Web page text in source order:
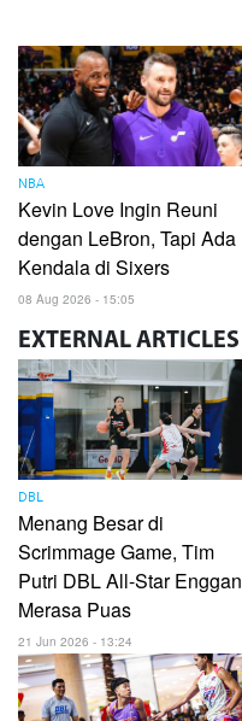
NBA
Kevin Love Ingin Reuni
dengan LeBron, Tapi Ada
Kendala di Sixers
08 Aug 2026 - 15:05
EXTERNAL ARTICLES
DBL
Menang Besar di
Scrimmage Game, Tim
Putri DBL All-Star Enggan
Merasa Puas
21 Jun 2026 - 13:24